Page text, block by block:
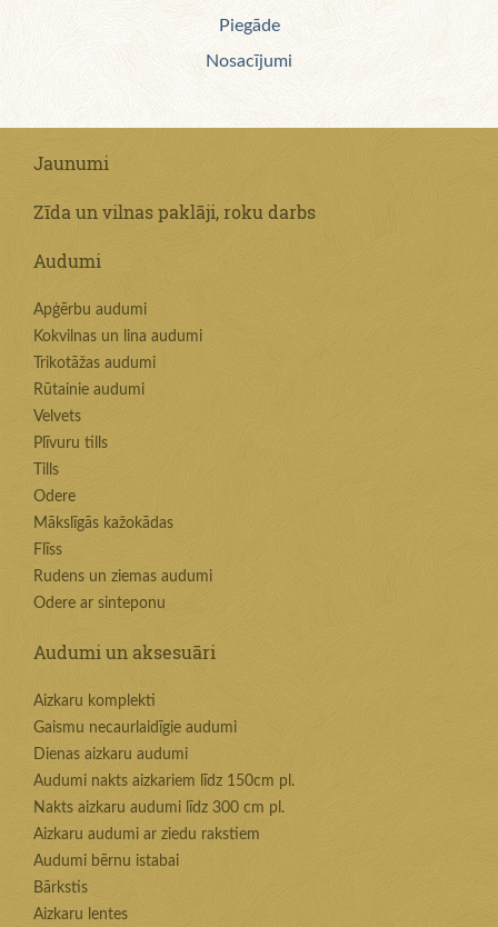
Piegāde
Nosacījumi
Jaunumi
Zīda un vilnas paklāji, roku darbs
Audumi
Apģērbu audumi
Kokvilnas un lina audumi
Trikotāžas audumi
Rūtainie audumi
Velvets
Plīvuru tills
Tills
Odere
Mākslīgās kažokādas
Flīss
Rudens un ziemas audumi
Odere ar sinteponu
Audumi un aksesuāri
Aizkaru komplekti
Gaismu necaurlaidīgie audumi
Dienas aizkaru audumi
Audumi nakts aizkariem līdz 150cm pl.
Nakts aizkaru audumi līdz 300 cm pl.
Aizkaru audumi ar ziedu rakstiem
Audumi bērnu istabai
Bārkstis
Aizkaru lentes